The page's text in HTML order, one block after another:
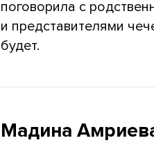
поговорила с
и представителями
будет.
Мадина